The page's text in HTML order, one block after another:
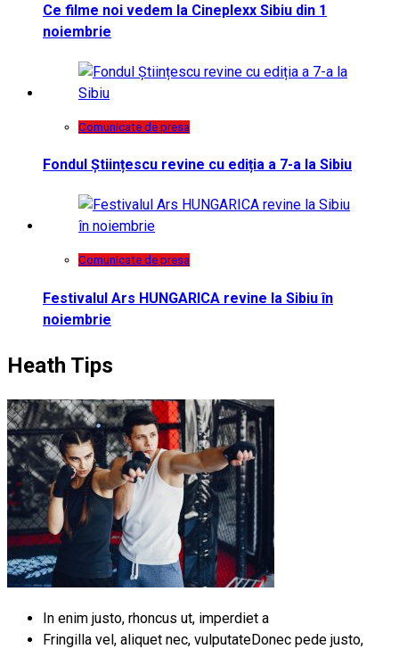
Ce filme noi vedem la Cineplexx Sibiu din 1
noiembrie
Comunicate de presa
Fondul Științescu revine cu ediția a 7-a la Sibiu
Comunicate de presa
Festivalul Ars HUNGARICA revine la Sibiu în
noiembrie
Heath Tips
In enim justo, rhoncus ut, imperdiet a
Fringilla vel, aliquet nec, vulputateDonec pede justo,